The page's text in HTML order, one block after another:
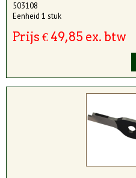
503108
Eenheid 1 stuk
Prijs € 49,85 ex. btw